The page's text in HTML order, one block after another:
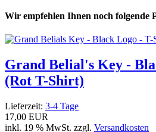
Wir empfehlen Ihnen noch folgende
Grand Belial's Key -
(Rot T-Shirt)
Lieferzeit: 3-4 Tage
17,00 EUR
inkl. 19 % MwSt. zzgl. Versandkosten